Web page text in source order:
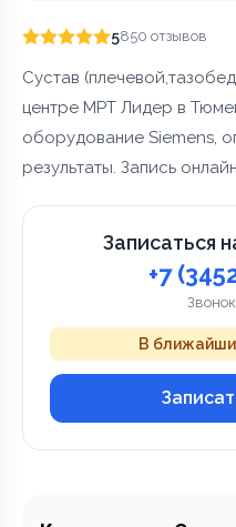
5850 отзывов
Сустав
центре МРТ Лидер в
оборудование Siemens,
результаты. Запись
Записаться
+7
В